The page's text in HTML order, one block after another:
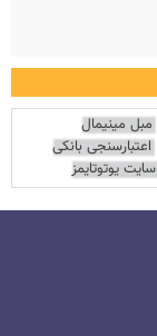
مبل مینیمال
اعتبارسنجی بانکی
سایت یوتوتایمز